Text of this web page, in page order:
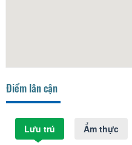
Điểm lân cận
Lưu trú Ẩm thực